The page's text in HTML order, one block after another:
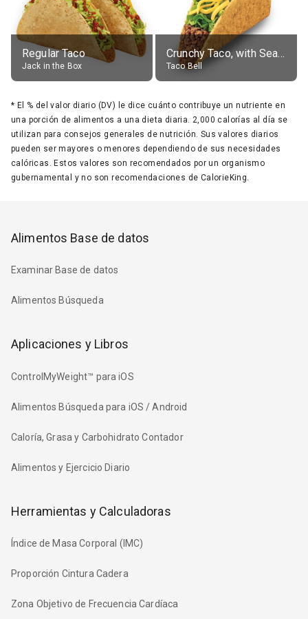
Regular Taco
Jack in the Box
Crunchy Taco, with Seasoned Beef
Taco Bell
* El % del valor diario (DV) le dice cuánto contribuye un nutriente en
una porción de alimentos a una dieta diaria. 2,000 calorías al día se
utilizan para consejos generales de nutrición. Sus valores diarios
pueden ser mayores o menores dependiendo de sus necesidades
calóricas. Estos valores son recomendados por un organismo
gubernamental y no son recomendaciones de CalorieKing.
Alimentos Base de datos
Examinar Base de datos
Alimentos Búsqueda
Aplicaciones y Libros
ControlMyWeight™ para iOS
Alimentos Búsqueda para iOS / Android
Caloría, Grasa y Carbohidrato Contador
Alimentos y Ejercicio Diario
Herramientas y Calculadoras
Índice de Masa Corporal (IMC)
Proporción Cintura Cadera
Zona Objetivo de Frecuencia Cardíaca